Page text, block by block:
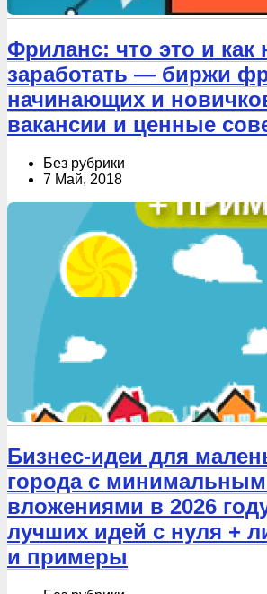
Фриланс: что это и как
заработать — биржи
начинающих и
вакансии и ценные
Без рубрики
7 Май, 2018
Бизнес-идеи для
города с
вложениями в 2026
лучших идей с нуля +
и примеры